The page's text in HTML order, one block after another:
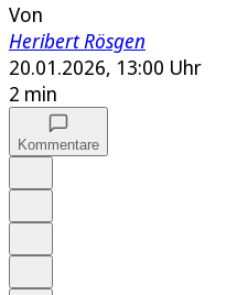
Von
Heribert Rösgen
20.01.2026, 13:00 Uhr
2 min
Kommentare